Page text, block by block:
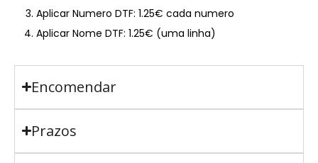
Aplicar Numero DTF: 1.25€ cada numero
Aplicar Nome DTF: 1.25€ (uma linha)
Encomendar
Prazos